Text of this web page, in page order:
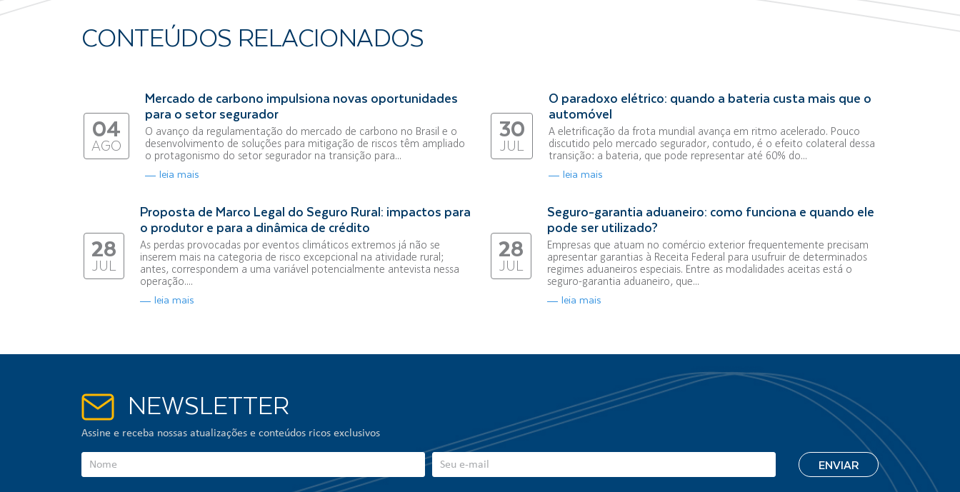
CONTEÚDOS RELACIONADOS
04
AGO
Mercado de carbono impulsiona novas oportunidades
para o setor segurador
O avanço da regulamentação do mercado de carbono no Brasil e o
desenvolvimento de soluções para mitigação de riscos têm ampliado
o protagonismo do setor segurador na transição para...
leia mais
30
JUL
O paradoxo elétrico: quando a bateria custa mais que o
automóvel
A eletrificação da frota mundial avança em ritmo acelerado. Pouco
discutido pelo mercado segurador, contudo, é o efeito colateral dessa
transição: a bateria, que pode representar até 60% do...
leia mais
28
JUL
Proposta de Marco Legal do Seguro Rural: impactos para
o produtor e para a dinâmica de crédito
As perdas provocadas por eventos climáticos extremos já não se
inserem mais na categoria de risco excepcional na atividade rural;
antes, correspondem a uma variável potencialmente antevista nessa
operação....
leia mais
28
JUL
Seguro-garantia aduaneiro: como funciona e quando ele
pode ser utilizado?
Empresas que atuam no comércio exterior frequentemente precisam
apresentar garantias à Receita Federal para usufruir de determinados
regimes aduaneiros especiais. Entre as modalidades aceitas está o
seguro-garantia aduaneiro, que...
leia mais
NEWSLETTER
Assine e receba nossas atualizações e conteúdos ricos exclusivos